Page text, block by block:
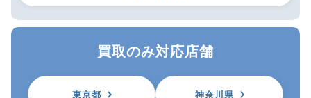
買取のみ対応店舗
東京都 神奈川県